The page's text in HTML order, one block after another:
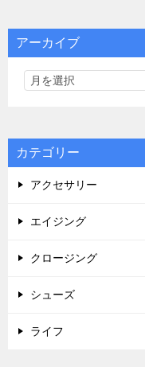
アーカイブ
カテゴリー
アクセサリー
エイジング
クロージング
シューズ
ライフ